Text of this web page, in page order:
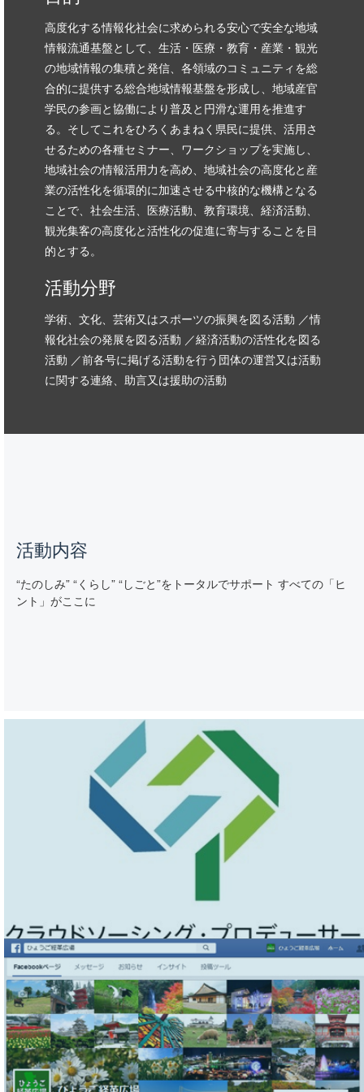
高度化する情報化社会に求められる安心で安全な地域
情報流通基盤として、生活・医療・教育・産業・観光
の地域情報の集積と発信、各領域のコミュニティを総
合的に提供する総合地域情報基盤を形成し、地域産官
学民の参画と協働により普及と円滑な運用を推進す
る。そしてこれをひろくあまねく県民に提供、活用さ
せるための各種セミナー、ワークショップを実施し、
地域社会の情報活用力を高め、地域社会の高度化と産
業の活性化を循環的に加速させる中核的な機構となる
ことで、社会生活、医療活動、教育環境、経済活動、
観光集客の高度化と活性化の促進に寄与することを目
的とする。
活動分野
学術、文化、芸術又はスポーツの振興を図る活動 ／情
報化社会の発展を図る活動 ／経済活動の活性化を図る
活動 ／前各号に掲げる活動を行う団体の運営又は活動
に関する連絡、助言又は援助の活動
活動内容
“たのしみ” “くらし” “しごと”をトータルでサポート すべての「ヒ
ント」がここに